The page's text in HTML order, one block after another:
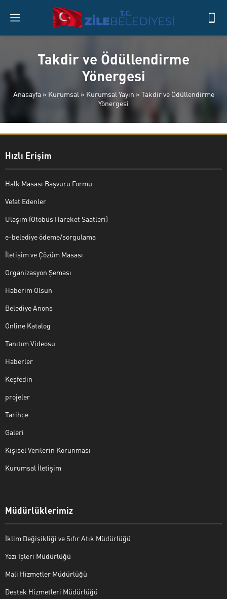
Takdir ve Ödüllendirme
Yönergesi
Anasayfa» Kurumsal » Kurumsal Yayın » Takdir ve Ödüllendirme
Yönergesi
Hızlı Erişim
Halk Masası Başvuru Formu
Vefat Edenler
Ulaşım (Otobüs Hareket Saatleri)
e-belediye ödeme/sorgulama
İletişim ve Çözüm Masası
Organizasyon Şeması
Haberim Olsun
Belediye Anons
Online Katalog
Tanıtım Videosu
Haberler
Keşfedin
projeler
Tarihçe
Galeri
Kişisel Verilerin Korunması
Kurumsal İletişim
Müdürlüklerimiz
İklim Değişikliği ve Sıfır Atık Müdürlüğü
Yazı İşleri Müdürlüğü
Mali Hizmetler Müdürlüğü
Destek Hizmetleri Müdürlüğü